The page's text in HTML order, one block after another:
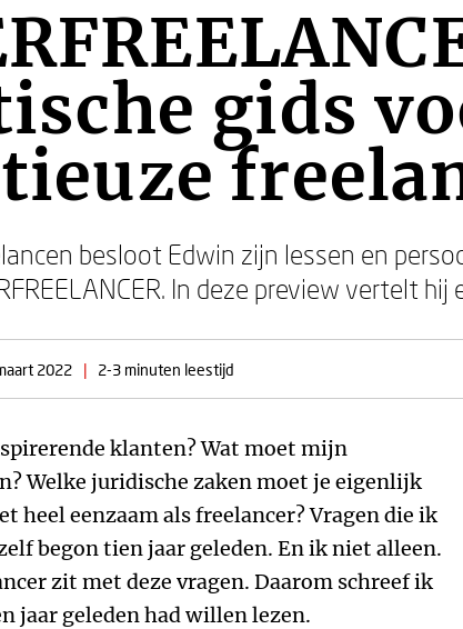
gids
besloot Edwin zijn lessen en
In deze preview vertelt hij
2022 | 2-3 minuten leestijd
klanten? Wat moet mijn
Welke juridische zaken moet je eigenlijk
heel eenzaam als freelancer? Vragen die ik
begon tien jaar geleden. En ik niet alleen.
zit met deze vragen. Daarom schreef ik
jaar geleden had willen lezen.